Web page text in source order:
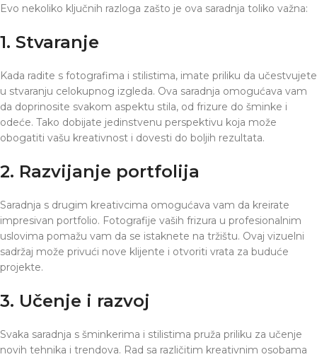
Evo nekoliko ključnih razloga zašto je ova saradnja toliko važna:
1. Stvaranje
Kada radite s fotografima i stilistima, imate priliku da učestvujete
u stvaranju celokupnog izgleda. Ova saradnja omogućava vam
da doprinosite svakom aspektu stila, od frizure do šminke i
odeće. Tako dobijate jedinstvenu perspektivu koja može
obogatiti vašu kreativnost i dovesti do boljih rezultata.
2. Razvijanje portfolija
Saradnja s drugim kreativcima omogućava vam da kreirate
impresivan portfolio. Fotografije vaših frizura u profesionalnim
uslovima pomažu vam da se istaknete na tržištu. Ovaj vizuelni
sadržaj može privući nove klijente i otvoriti vrata za buduće
projekte.
3. Učenje i razvoj
Svaka saradnja s šminkerima i stilistima pruža priliku za učenje
novih tehnika i trendova. Rad sa različitim kreativnim osobama